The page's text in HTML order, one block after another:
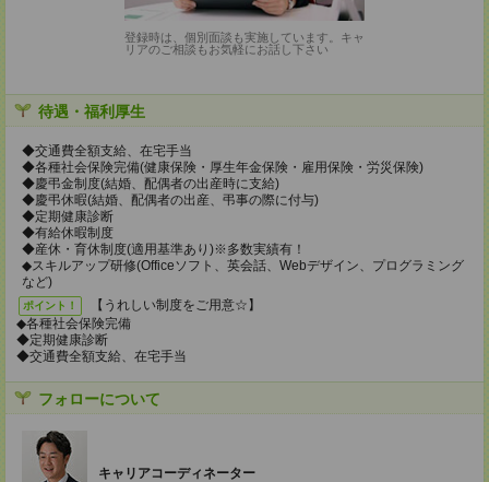
登録時は、個別面談も実施しています。キャ
リアのご相談もお気軽にお話し下さい
待遇・福利厚生
◆交通費全額支給、在宅手当
◆各種社会保険完備(健康保険・厚生年金保険・雇用保険・労災保険)
◆慶弔金制度(結婚、配偶者の出産時に支給)
◆慶弔休暇(結婚、配偶者の出産、弔事の際に付与)
◆定期健康診断
◆有給休暇制度
◆産休・育休制度(適用基準あり)※多数実績有！
◆スキルアップ研修(Officeソフト、英会話、Webデザイン、プログラミング
など)
ポイント！
【うれしい制度をご用意☆】
◆各種社会保険完備
◆定期健康診断
◆交通費全額支給、在宅手当
フォローについて
キャリアコーディネーター